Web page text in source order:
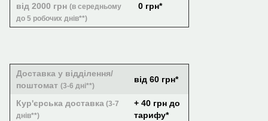
від 2000 грн (в середньому
до 5 робочих днів**)
0 грн*
Доставка у відділення/
поштомат (3-6 дні**)
від 60 грн*
Кур'єрська доставка (3-7
днів**)
+ 40 грн до
тарифу*